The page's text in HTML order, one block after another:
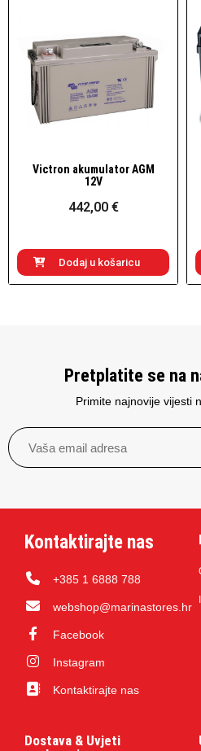
Brzi pogled
Victron akumulator AGM
12V
442,00 €
Dodaj u košaricu
Pretplatite se na
Primite najnovije vijesti
Kontaktirajte nas
+385 1 6888 788
webshop@marinastores.hr
Facebook
Instagram
Kontaktirajte nas
Dostava & Uvjeti